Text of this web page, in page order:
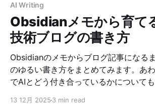
HaruDesign 植物育成LEDライト
色系 スワールボディ フラットウェーブ
AI Writing
Obsidianメモから育て
技術ブログの書き方
Obsidianのメモからブログ記事になる
のゆるい書き方をまとめてみます。あ
でAIとどう付き合っているかについて
うやって記事を書いたら良いのか分か
13 12月 2025 3 min read